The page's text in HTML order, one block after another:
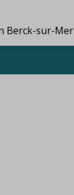
Berck-sur-Mer